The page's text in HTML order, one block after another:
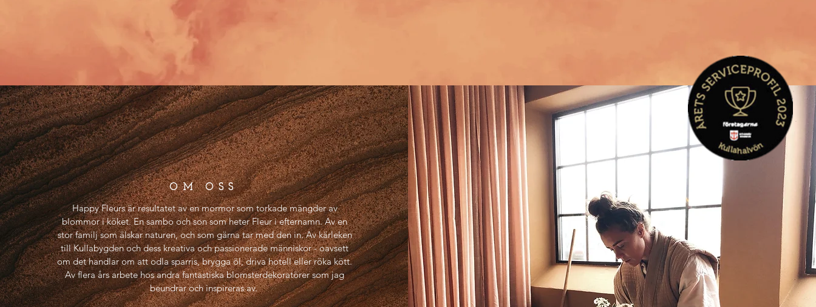
OM OSS
Happy Fleurs är resultatet av en mormor som torkade mängder av
blommor i köket. En sambo och sonsom heter Fleur i efternamn. Av en
stor familj som älskar naturen, och som gärna tar med den in. Av kärleken
till Kullabygden och dess kreativa och passionerade människor - oavsett
om det handlar om att odla sparris, brygga öl, driva hotell eller röka kött.
Av flera års arbete hos andra fantastiska blomsterdekoratörer som jag
beundrar och inspireras av.